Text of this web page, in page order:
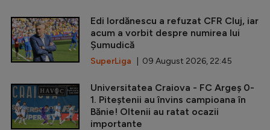
Edi Iordănescu a refuzat CFR Cluj, iar
acum a vorbit despre numirea lui
Șumudică
SuperLiga | 09 August 2026, 22:45
Universitatea Craiova - FC Argeș 0-
1. Piteștenii au învins campioana în
Bănie! Oltenii au ratat ocazii
importante